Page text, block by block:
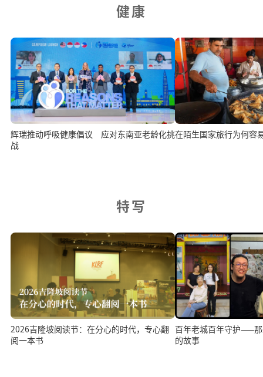
健康
辉瑞推动呼吸健康倡议 应对东南亚老龄化挑
战
在陌生国家旅行为何容
特写
2026吉隆坡阅读节：在分心的时代，专心翻
阅一本书
百年老城百年守护——
的故事